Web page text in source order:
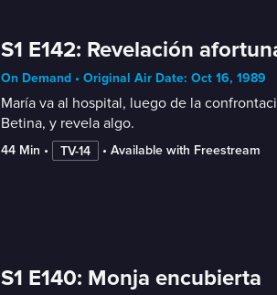
S1 E142: Revelación
On Demand • Original Air Date: Oct 16, 1989
María va al hospital, luego de la
Betina, y revela algo.
44 Min • TV-14 • Available with Freestream
S1 E140: Monja encubierta